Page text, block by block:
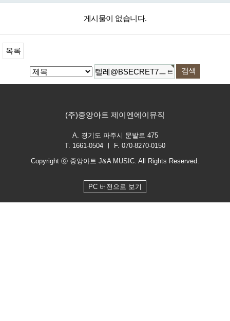
게시물이 없습니다.
목록
(주)중앙아트 제이엔에이뮤직
A. 경기도 파주시 문발로 475
T. 1661-0504 ㅣ F. 070-8270-0150
Copyright ⓒ 중앙아트 J&A MUSIC. All Rights Reserved.
PC 버전으로 보기